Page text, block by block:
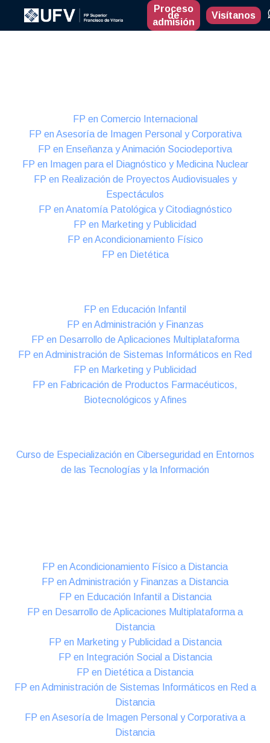
Proceso
de
admisión
Visítanos
FP en Comercio Internacional
FP en Asesoría de Imagen Personal y Corporativa
FP en Enseñanza y Animación Sociodeportiva
FP en Imagen para el Diagnóstico y Medicina Nuclear
FP en Realización de Proyectos Audiovisuales y
Espectáculos
FP en Anatomía Patológica y Citodiagnóstico
FP en Marketing y Publicidad
FP en Acondicionamiento Físico
FP en Dietética
FP en Educación Infantil
FP en Administración y Finanzas
FP en Desarrollo de Aplicaciones Multiplataforma
FP en Administración de Sistemas Informáticos en Red
FP en Marketing y Publicidad
FP en Fabricación de Productos Farmacéuticos,
Biotecnológicos y Afines
Curso de Especialización en Ciberseguridad en Entornos
de las Tecnologías y la Información
FP en Acondicionamiento Físico a Distancia
FP en Administración y Finanzas a Distancia
FP en Educación Infantil a Distancia
FP en Desarrollo de Aplicaciones Multiplataforma a
Distancia
FP en Marketing y Publicidad a Distancia
FP en Integración Social a Distancia
FP en Dietética a Distancia
FP en Administración de Sistemas Informáticos en Red a
Distancia
FP en Asesoría de Imagen Personal y Corporativa a
Distancia